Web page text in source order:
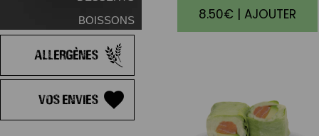
BOISSONS
Allergènes
Vos Envies
8.50€ | AJOUTER